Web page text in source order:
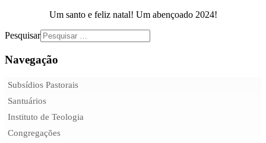
Um santo e feliz natal! Um abençoado 2024!
Pesquisar
Navegação
Subsídios Pastorais
Santuários
Instituto de Teologia
Congregações